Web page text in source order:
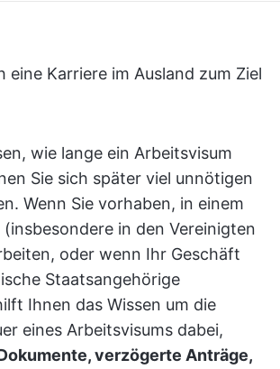
eine Karriere im Ausland zum Ziel
wie lange ein Arbeitsvisum
Sie sich später viel unnötigen
Wenn Sie vorhaben, in einem
in den Vereinigten
oder wenn Ihr Geschäft
Staatsangehörige
Ihnen das Wissen um die
eines Arbeitsvisums dabei,
verzögerte Anträge,